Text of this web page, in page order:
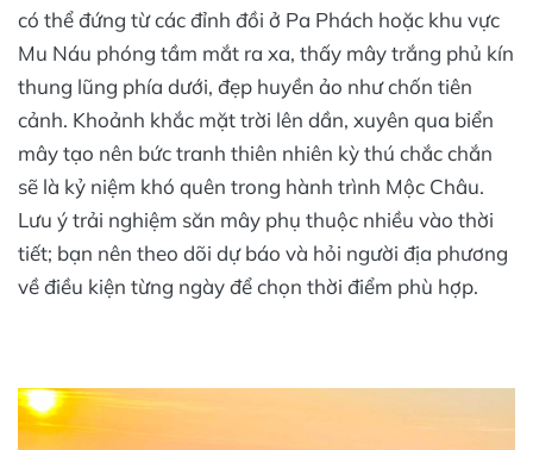
có thể đứng từ các đỉnh đồi ở Pa Phách hoặc khu vực
Mu Náu phóng tầm mắt ra xa, thấy mây trắng phủ kín
thung lũng phía dưới, đẹp huyền ảo như chốn tiên
cảnh. Khoảnh khắc mặt trời lên dần, xuyên qua biển
mây tạo nên bức tranh thiên nhiên kỳ thú chắc chắn
sẽ là kỷ niệm khó quên trong hành trình Mộc Châu.
Lưu ý trải nghiệm săn mây phụ thuộc nhiều vào thời
tiết; bạn nên theo dõi dự báo và hỏi người địa phương
về điều kiện từng ngày để chọn thời điểm phù hợp.